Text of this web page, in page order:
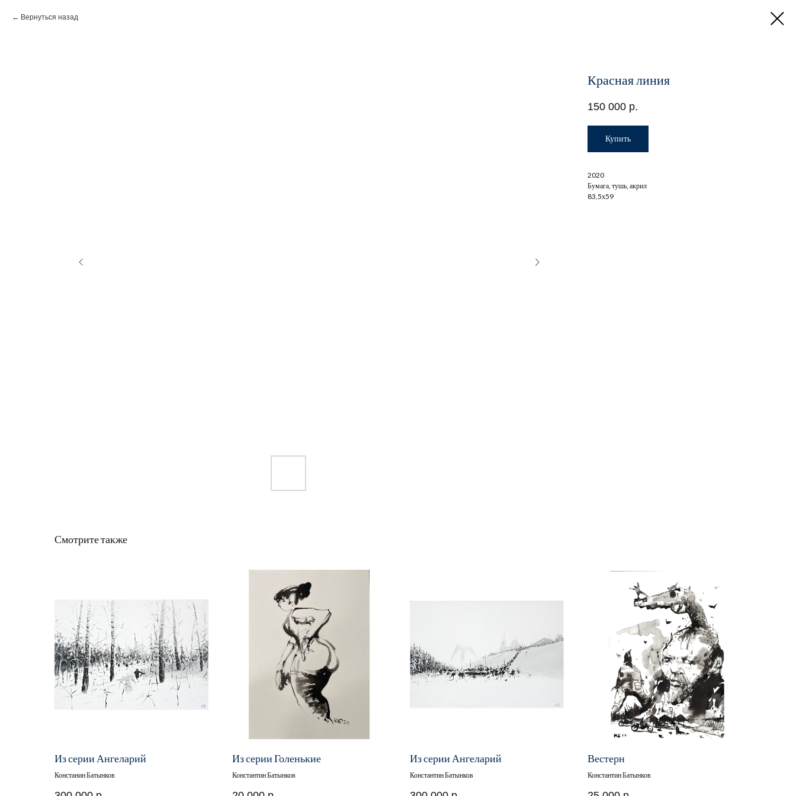
Вернуться назад
Красная линия
150 000 р.
Купить
2020
Бумага, тушь, акрил
83,5х59
Смотрите также
Из серии Ангеларий
Констанин Батынков
Из серии Голенькие
Константин Батынков
Из серии Ангеларий
Константин Батынков
Вестерн
Константин Батынков